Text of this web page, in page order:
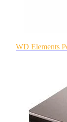
WD Elements